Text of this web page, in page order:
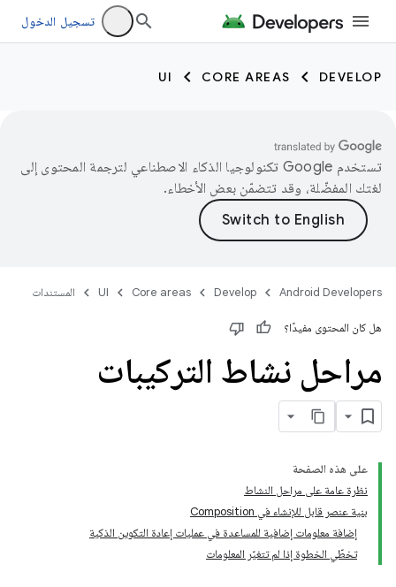
تسجيل الدخول
DEVELOP
CORE AREAS
UI
تستخدم Google تكنولوجيا الذكاء الاصطناعي لترجمة المحتوى إلى
لغتك المفضّلة، وقد تتضمّن بعض الأخطاء.
Android Developers
Develop
Core areas
UI المستندات
هل كان المحتوى مفيدًا؟
مراحل نشاط التركيبات
على هذه الصفحة
نظرة عامة على مراحل النشاط
بنية عنصر قابل للإنشاء في Composition
إضافة معلومات إضافية للمساعدة في عمليات إعادة التكوين الذكية
تخطّي الخطوة إذا لم تتغيّر المعلومات